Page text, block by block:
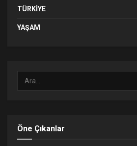
TÜRKIYE
YAŞAM
Öne Çıkanlar